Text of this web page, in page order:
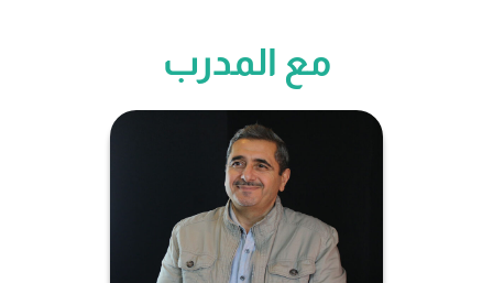
مع المدرب